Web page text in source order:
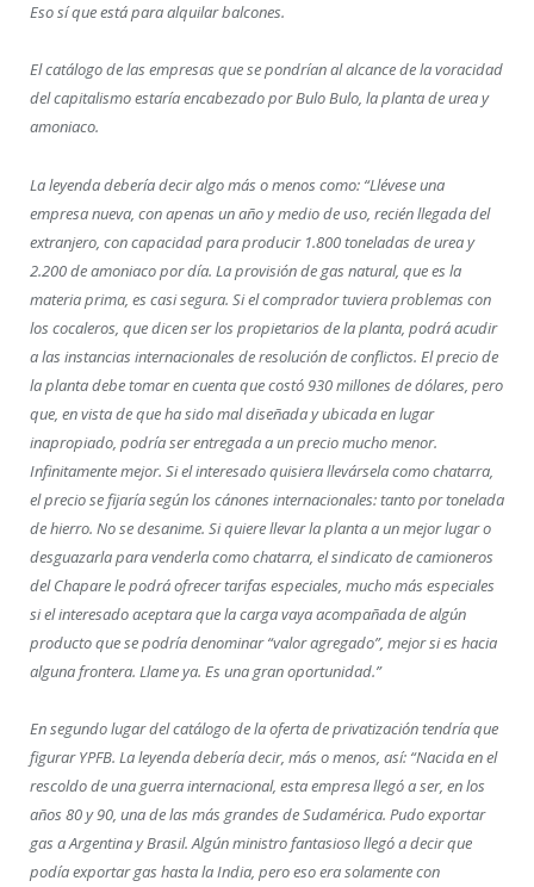
Eso sí que está para alquilar balcones.
El catálogo de las empresas que se pondrían al alcance de la voracidad
del capitalismo estaría encabezado por Bulo Bulo, la planta de urea y
amoniaco.
La leyenda debería decir algo más o menos como: “Llévese una
empresa nueva, con apenas un año y medio de uso, recién llegada del
extranjero, con capacidad para producir 1.800 toneladas de urea y
2.200 de amoniaco por día. La provisión de gas natural, que es la
materia prima, es casi segura. Si el comprador tuviera problemas con
los cocaleros, que dicen ser los propietarios de la planta, podrá acudir
a las instancias internacionales de resolución de conflictos. El precio de
la planta debe tomar en cuenta que costó 930 millones de dólares, pero
que, en vista de que ha sido mal diseñada y ubicada en lugar
inapropiado, podría ser entregada a un precio mucho menor.
Infinitamente mejor. Si el interesado quisiera llevársela como chatarra,
el precio se fijaría según los cánones internacionales: tanto por tonelada
de hierro. No se desanime. Si quiere llevar la planta a un mejor lugar o
desguazarla para venderla como chatarra, el sindicato de camioneros
del Chapare le podrá ofrecer tarifas especiales, mucho más especiales
si el interesado aceptara que la carga vaya acompañada de algún
producto que se podría denominar “valor agregado”, mejor si es hacia
alguna frontera. Llame ya. Es una gran oportunidad.”
En segundo lugar del catálogo de la oferta de privatización tendría que
figurar YPFB. La leyenda debería decir, más o menos, así: “Nacida en el
rescoldo de una guerra internacional, esta empresa llegó a ser, en los
años 80 y 90, una de las más grandes de Sudamérica. Pudo exportar
gas a Argentina y Brasil. Algún ministro fantasioso llegó a decir que
podía exportar gas hasta la India, pero eso era solamente con